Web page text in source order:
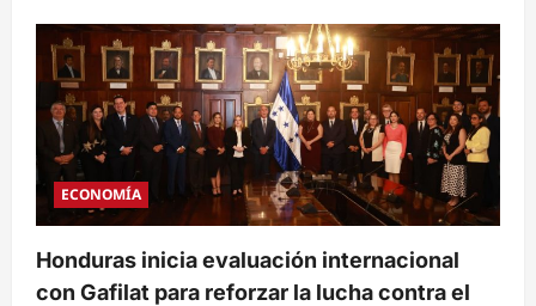
ECONOMÍA
Honduras inicia evaluación internacional
con Gafilat para reforzar la lucha contra el